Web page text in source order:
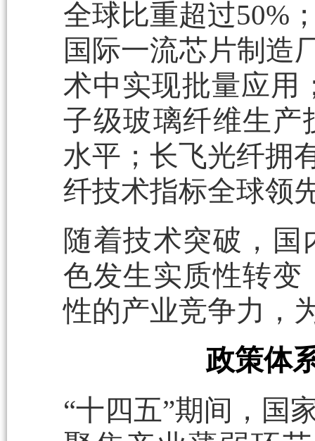
全球比重超过50%
国际一流芯片制造
术中实现批量应用
子级玻璃纤维生产
水平；长飞光纤拥
纤技术指标全球领
随着技术突破，
色发生实质性转变
性的产业竞争力，
政策体
“十四五”期间，国